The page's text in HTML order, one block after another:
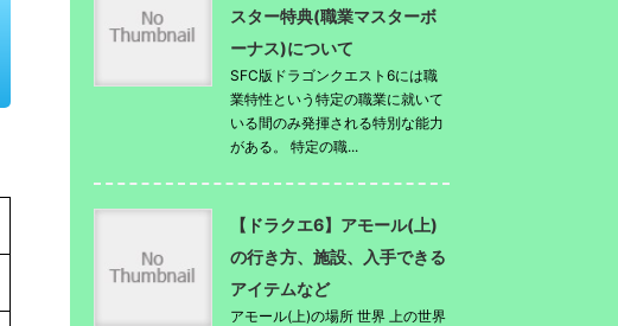
スター特典(職業マスターボ
ーナス)について
SFC版ドラゴンクエスト6には職
業特性という特定の職業に就いて
いる間のみ発揮される特別な能力
がある。 特定の職...
【ドラクエ6】アモール(上)
の行き方、施設、入手できる
アイテムなど
アモール(上)の場所 世界 上の世界